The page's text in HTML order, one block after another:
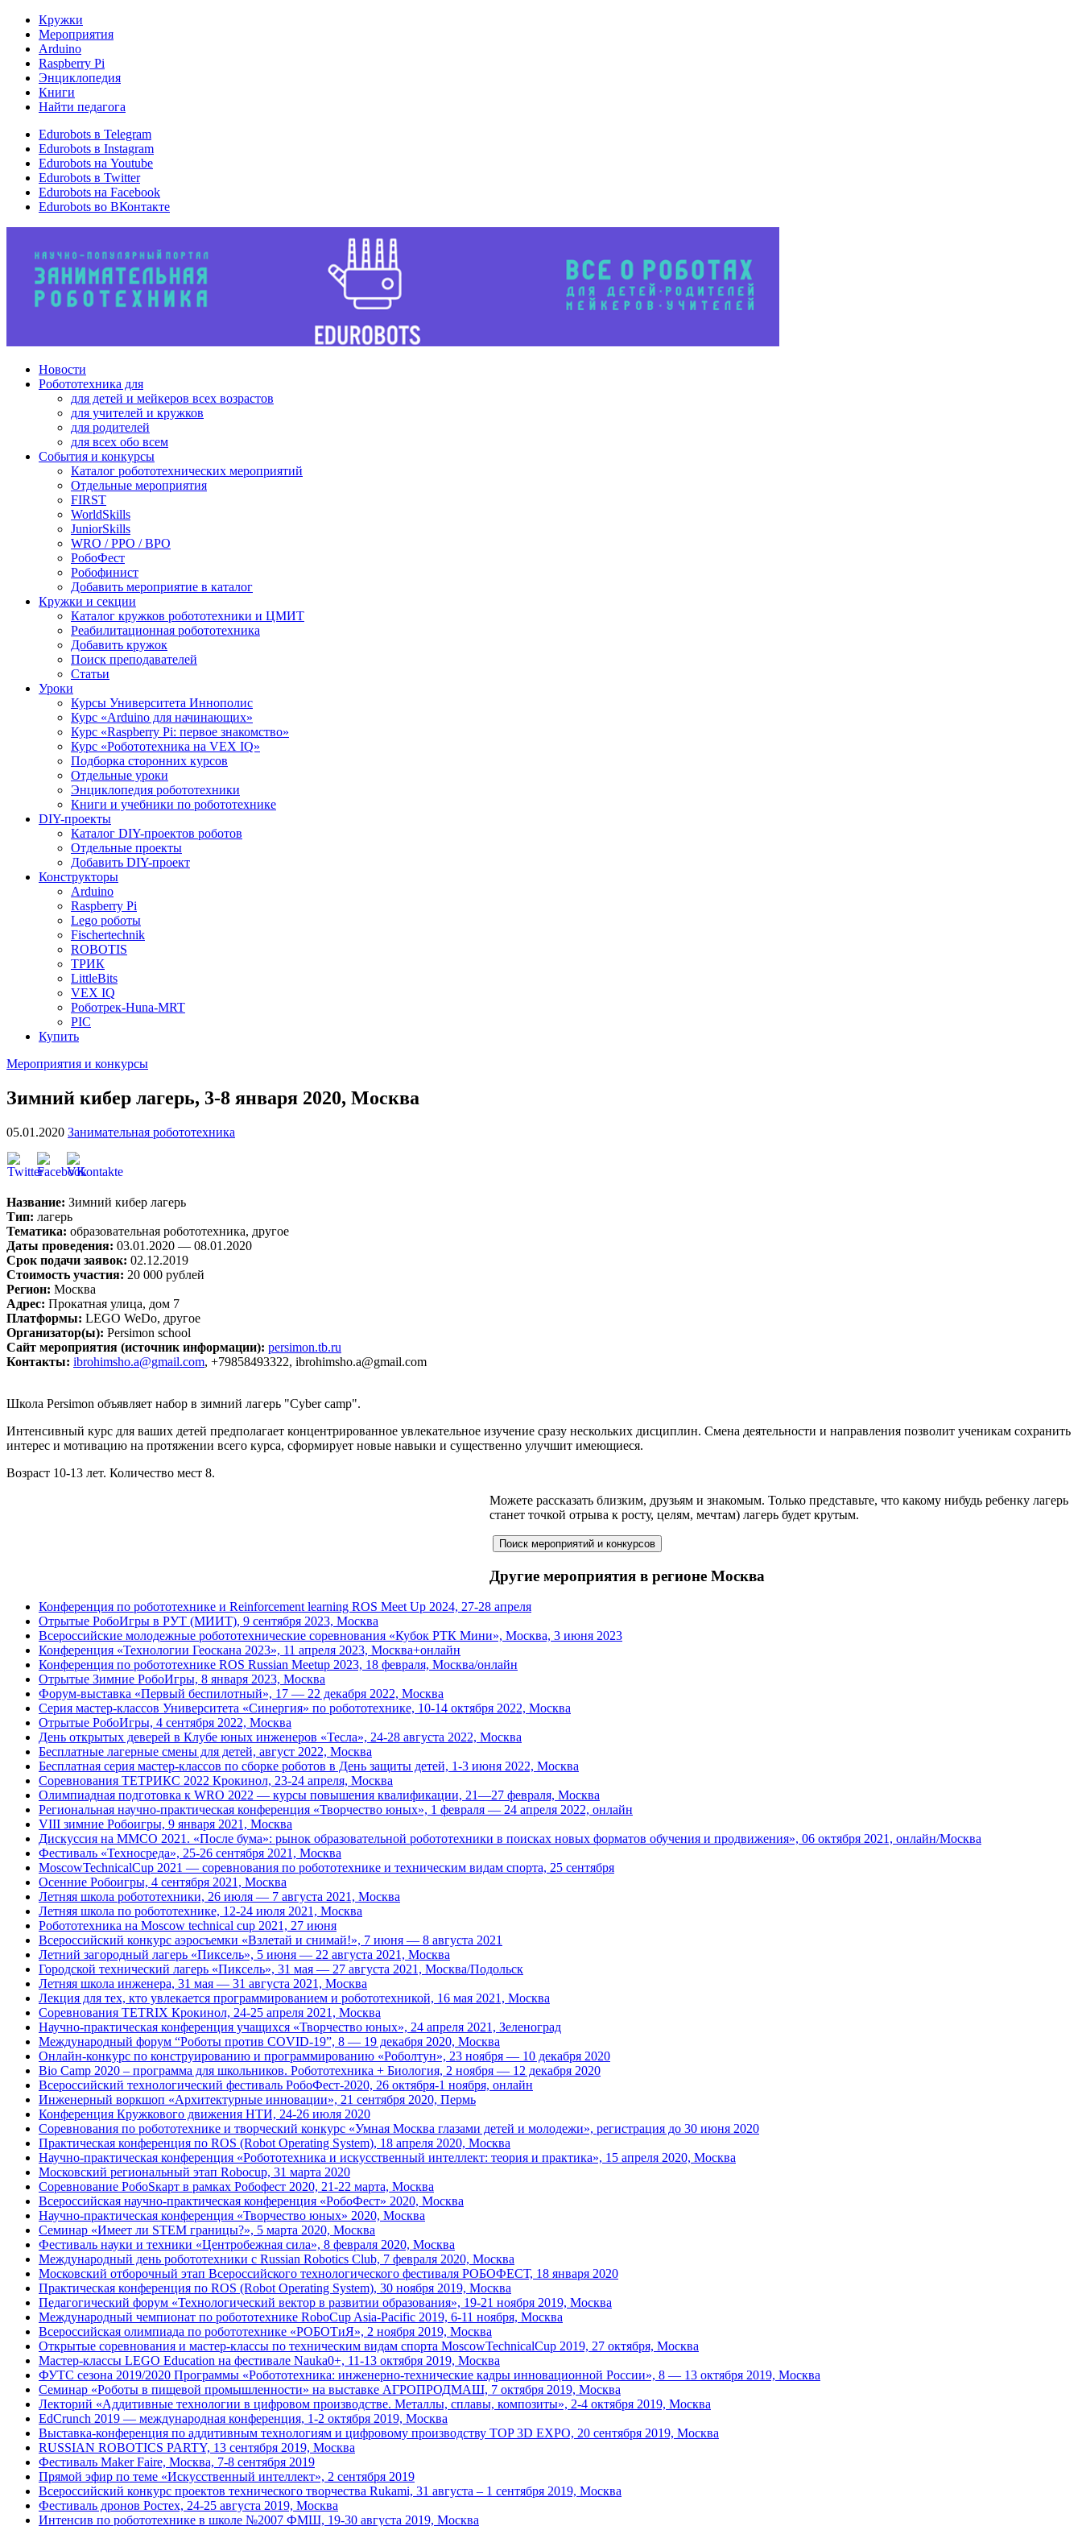
Кружки
Мероприятия
Arduino
Raspberry Pi
Энциклопедия
Книги
Найти педагога
Edurobots в Telegram
Edurobots в Instagram
Edurobots на Youtube
Edurobots в Twitter
Edurobots на Facebook
Edurobots во ВКонтакте
Новости
Робототехника для
для детей и мейкеров всех возрастов
для учителей и кружков
для родителей
для всех обо всем
События и конкурсы
Каталог робототехнических мероприятий
Отдельные мероприятия
FIRST
WorldSkills
JuniorSkills
WRO / РРО / ВРО
РобоФест
Робофинист
Добавить мероприятие в каталог
Кружки и секции
Каталог кружков робототехники и ЦМИТ
Реабилитационная робототехника
Добавить кружок
Поиск преподавателей
Статьи
Уроки
Курсы Университета Иннополис
Курс «Arduino для начинающих»
Курс «Raspberry Pi: первое знакомство»
Курс «Робототехника на VEX IQ»
Подборка сторонних курсов
Отдельные уроки
Энциклопедия робототехники
Книги и учебники по робототехнике
DIY-проекты
Каталог DIY-проектов роботов
Отдельные проекты
Добавить DIY-проект
Конструкторы
Arduino
Raspberry Pi
Lego роботы
Fischertechnik
ROBOTIS
ТРИК
LittleBits
VEX IQ
Роботрек-Huna-MRT
PIC
Купить
Мероприятия и конкурсы
Зимний кибер лагерь, 3-8 января 2020, Москва
05.01.2020 Занимательная робототехника
Название: Зимний кибер лагерь
Тип: лагерь
Тематика: образовательная робототехника, другое
Даты проведения: 03.01.2020 — 08.01.2020
Срок подачи заявок: 02.12.2019
Стоимость участия: 20 000 рублей
Регион: Москва
Адрес: Прокатная улица, дом 7
Платформы: LEGO WeDo, другое
Организатор(ы): Persimon school
Сайт мероприятия (источник информации): persimon.tb.ru
Контакты: ibrohimsho.a@gmail.com, +79858493322, ibrohimsho.a@gmail.com
Школа Persimon объявляет набор в зимний лагерь "Cyber camp".
Интенсивный курс для ваших детей предполагает концентрированное увлекательное изучение сразу нескольких дисциплин. Смена деятельности и направления позволит ученикам сохранить
интерес и мотивацию на протяжении всего курса, сформирует новые навыки и существенно улучшит имеющиеся.
Возраст 10-13 лет. Количество мест 8.
Можете рассказать близким, друзьям и знакомым. Только представьте, что какому нибудь ребенку лагерь
станет точкой отрыва к росту, целям, мечтам) лагерь будет крутым.
Другие мероприятия в регионе Москва
Конференция по робототехнике и Reinforcement learning ROS Meet Up 2024, 27-28 апреля
Отрытые РобоИгры в РУТ (МИИТ), 9 сентября 2023, Москва
Всероссийские молодежные робототехнические соревнования «Кубок РТК Мини», Москва, 3 июня 2023
Конференция «Технологии Геоскана 2023», 11 апреля 2023, Москва+онлайн
Конференция по робототехнике ROS Russian Meetup 2023, 18 февраля, Москва/онлайн
Отрытые Зимние РобоИгры, 8 января 2023, Москва
Форум-выставка «Первый беспилотный», 17 — 22 декабря 2022, Москва
Серия мастер-классов Университета «Синергия» по робототехнике, 10-14 октября 2022, Москва
Отрытые РобоИгры, 4 сентября 2022, Москва
День открытых деверей в Клубе юных инженеров «Тесла», 24-28 августа 2022, Москва
Бесплатные лагерные смены для детей, август 2022, Москва
Бесплатная серия мастер-классов по сборке роботов в День защиты детей, 1-3 июня 2022, Москва
Соревнования ТЕТРИКС 2022 Крокинол, 23-24 апреля, Москва
Олимпиадная подготовка к WRO 2022 — курсы повышения квалификации, 21—27 февраля, Москва
Региональная научно-практическая конференция «Творчество юных», 1 февраля — 24 апреля 2022, онлайн
VIII зимние Робоигры, 9 января 2021, Москва
Дискуссия на ММСО 2021. «После бума»: рынок образовательной робототехники в поисках новых форматов обучения и продвижения», 06 октября 2021, онлайн/Москва
Фестиваль «Техносреда», 25-26 сентября 2021, Москва
MoscowTechnicalCup 2021 — соревнования по робототехнике и техническим видам спорта, 25 сентября
Осенние Робоигры, 4 сентября 2021, Москва
Летняя школа робототехники, 26 июля — 7 августа 2021, Москва
Летняя школа по робототехнике, 12-24 июля 2021, Москва
Робототехника на Moscow technical cup 2021, 27 июня
Всероссийский конкурс аэросъемки «Взлетай и снимай!», 7 июня — 8 августа 2021
Летний загородный лагерь «Пиксель», 5 июня — 22 августа 2021, Москва
Городской технический лагерь «Пиксель», 31 мая — 27 августа 2021, Москва/Подольск
Летняя школа инженера, 31 мая — 31 августа 2021, Москва
Лекция для тех, кто увлекается программированием и робототехникой, 16 мая 2021, Москва
Соревнования TETRIX Крокинол, 24-25 апреля 2021, Москва
Научно-практическая конференция учащихся «Творчество юных», 24 апреля 2021, Зеленоград
Международный форум “Роботы против COVID-19”, 8 — 19 декабря 2020, Москва
Онлайн-конкурс по конструированию и программированию «Роболтун», 23 ноября — 10 декабря 2020
Bio Camp 2020 – программа для школьников. Робототехника + Биология, 2 ноября — 12 декабря 2020
Всероссийский технологический фестиваль РобоФест-2020, 26 октября-1 ноября, онлайн
Инженерный воркшоп «Архитектурные инновации», 21 сентября 2020, Пермь
Конференция Кружкового движения НТИ, 24-26 июля 2020
Соревнования по робототехнике и творческий конкурс «Умная Москва глазами детей и молодежи», регистрация до 30 июня 2020
Практическая конференция по ROS (Robot Operating System), 18 апреля 2020, Москва
Научно-практическая конференция «Робототехника и искусственный интеллект: теория и практика», 15 апреля 2020, Москва
Московский региональный этап Robocup, 31 марта 2020
Соревнование РобоSкарт в рамках Робофест 2020, 21-22 марта, Москва
Всероссийская научно-практическая конференция «РобоФест» 2020, Москва
Научно-практическая конференция «Творчество юных» 2020, Москва
Семинар «Имеет ли STEM границы?», 5 марта 2020, Москва
Фестиваль науки и техники «Центробежная сила», 8 февраля 2020, Москва
Международный день робототехники с Russian Robotics Club, 7 февраля 2020, Москва
Московский отборочный этап Всероссийского технологического фестиваля РОБОФЕСТ, 18 января 2020
Практическая конференция по ROS (Robot Operating System), 30 ноября 2019, Москва
Педагогический форум «Технологический вектор в развитии образования», 19-21 ноября 2019, Москва
Международный чемпионат по робототехнике RoboCup Asia-Pacific 2019, 6-11 ноября, Москва
Всероссийская олимпиада по робототехнике «РОБОТиЯ», 2 ноября 2019, Москва
Открытые соревнования и мастер-классы по техническим видам спорта MoscowTechnicalCup 2019, 27 октября, Москва
Мастер-классы LEGO Education на фестивале Nauka0+, 11-13 октября 2019, Москва
ФУТС сезона 2019/2020 Программы «Робототехника: инженерно-технические кадры инновационной России», 8 — 13 октября 2019, Москва
Семинар «Роботы в пищевой промышленности» на выставке АГРОПРОДМАШ, 7 октября 2019, Москва
Лекторий «Аддитивные технологии в цифровом производстве. Металлы, сплавы, композиты», 2-4 октября 2019, Москва
EdCrunch 2019 — международная конференция, 1-2 октября 2019, Москва
Выставка-конференция по аддитивным технологиям и цифровому производству TOP 3D EXPO, 20 сентября 2019, Москва
RUSSIAN ROBOTICS PARTY, 13 сентября 2019, Москва
Фестиваль Maker Faire, Москва, 7-8 сентября 2019
Прямой эфир по теме «Искусственный интеллект», 2 сентября 2019
Всероссийский конкурс проектов технического творчества Rukami, 31 августа – 1 сентября 2019, Москва
Фестиваль дронов Ростех, 24-25 августа 2019, Москва
Интенсив по робототехнике в школе №2007 ФМШ, 19-30 августа 2019, Москва